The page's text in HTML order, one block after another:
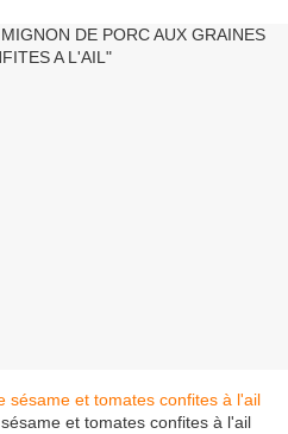
et tomates confites à l'ail